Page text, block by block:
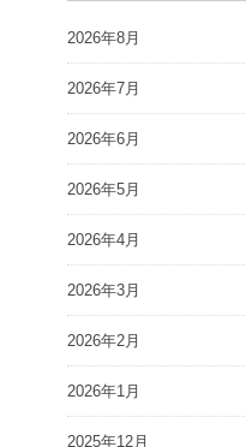
2026年8月
2026年7月
2026年6月
2026年5月
2026年4月
2026年3月
2026年2月
2026年1月
2025年12月